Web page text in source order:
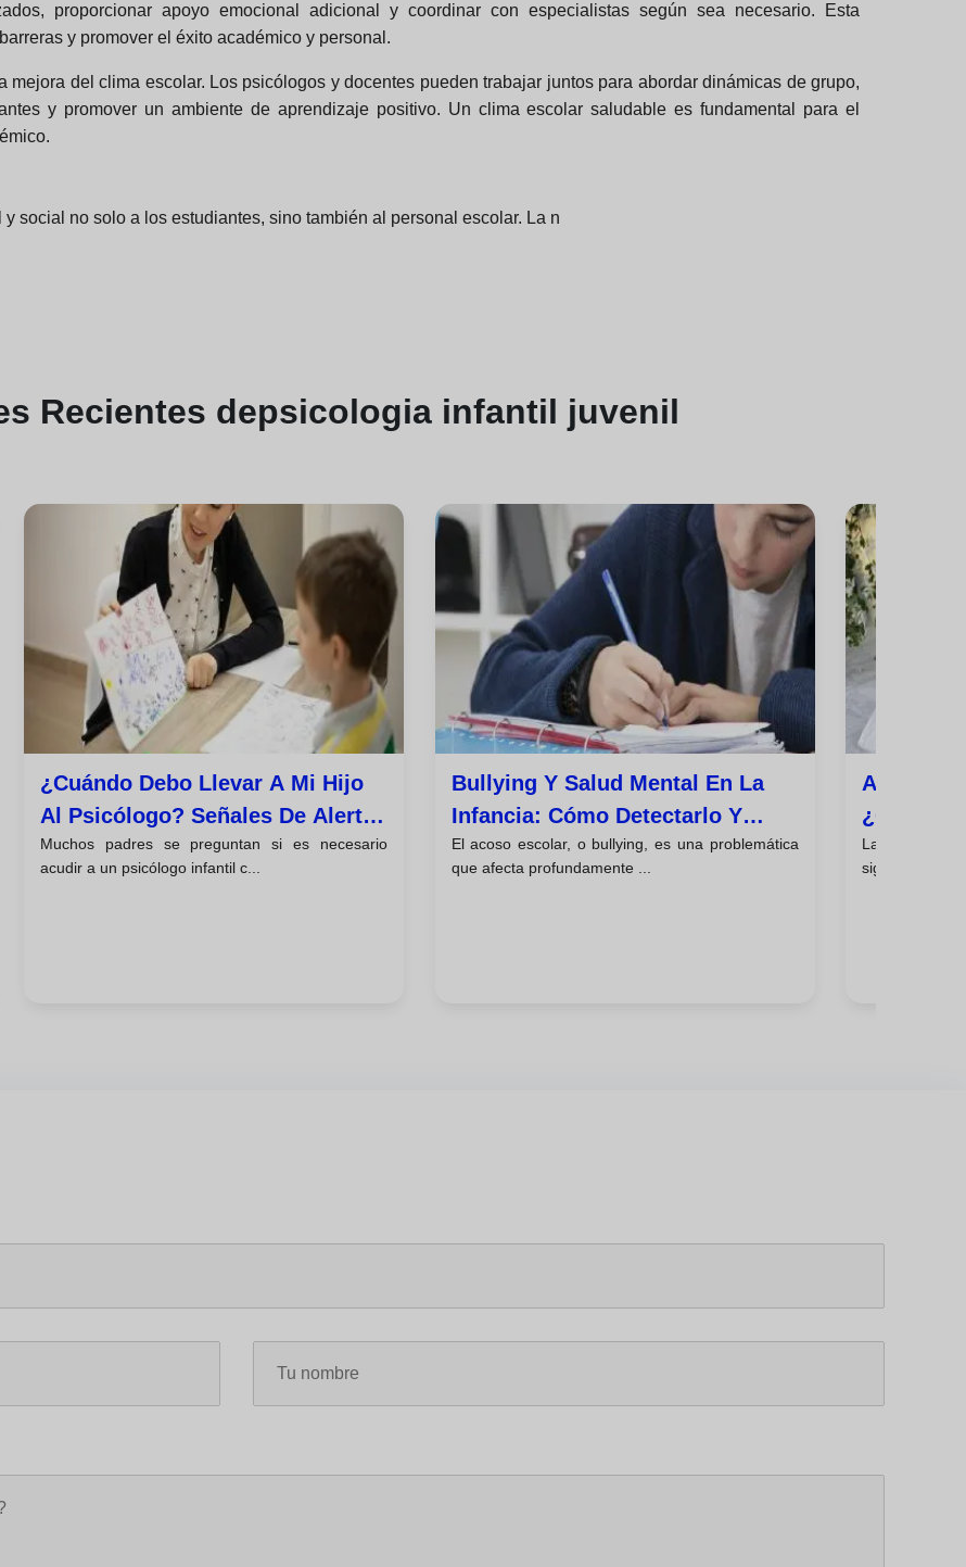
proporcionar apoyo emocional adicional y coordinar con especialistas según sea necesario. Esta
y promover el éxito académico y personal.
del clima escolar. Los psicólogos y docentes pueden trabajar juntos para abordar dinámicas de grupo,
y promover un ambiente de aprendizaje positivo. Un clima escolar saludable es fundamental para el
social no solo a los estudiantes, sino también al personal escolar. La n
Recientes depsicologia infantil juvenil
¿cuándo Debo Llevar A Mi Hijo
Al Psicólogo? Señales De Alerta
Y Consejos Para Padres
Muchos padres se preguntan si es necesario
acudir a un psicólogo infantil c...
Bullying Y Salud Mental En La
Infancia: Cómo Detectarlo Y
Actuar
El acoso escolar, o bullying, es una problemática
que afecta profundamente ...
¿cómo
Mental
La
significativos,